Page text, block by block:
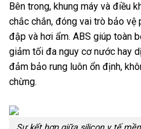
Bên trong, khung máy và điều
chắc chắn, đóng vai trò bảo vệ
đập và hơi ẩm. ABS giúp toàn
giảm tối đa nguy cơ nước hay
đảm bảo rung luôn ổn định,
chừng.